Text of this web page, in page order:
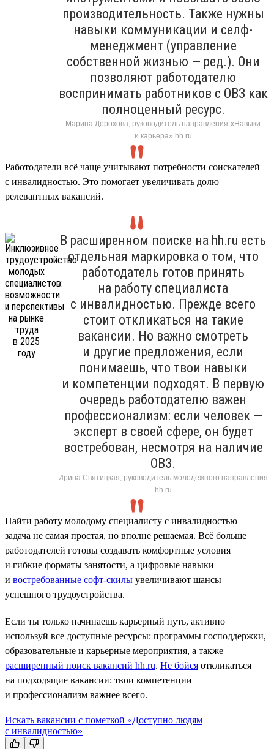
производительность. Также нужны
навыки коммуникации и селф-
менеджмент (управление
собственной жизнью — ред.). Они
позволяют работодателю
воспринимать работников с ОВЗ как
полноценный ресурс.
Марина Дорохова, руководитель направления «Навыки
и карьера» hh.ru
Работодатели всё чаще учитывают потребности соискателей
с инвалидностью. Это помогает увеличивать долю
релевантных вакансий.
В расширенном поиске на hh.ru есть
отдельная маркировка о том, что
работодатель готов принять
на работу специалиста
с инвалидностью. Прежде всего
стоит откликаться на такие
вакансии. Но важно смотреть
и другие предложения, если
понимаешь, что твои навыки
и компетенции подходят. В первую
очередь работодателю важен
профессионализм: если человек —
эксперт в своей сфере, он будет
востребован, несмотря на наличие
ОВЗ.
Ирина Святицкая, руководитель молодёжного направления
hh.ru
Найти работу молодому специалисту с инвалидностью —
задача не самая простая, но вполне решаемая. Всё больше
работодателей готовы создавать комфортные условия
и гибкие форматы занятости, а цифровые навыки
и востребованные софт-скилы увеличивают шансы
успешного трудоустройства.
Если ты только начинаешь карьерный путь, активно
используй все доступные ресурсы: программы господдержки,
образовательные и карьерные мероприятия, а также
расширенный поиск вакансий hh.ru. Не бойся откликаться
на подходящие вакансии: твои компетенции
и профессионализм важнее всего.
Искать вакансии с пометкой «Доступно людям
с инвалидностью»